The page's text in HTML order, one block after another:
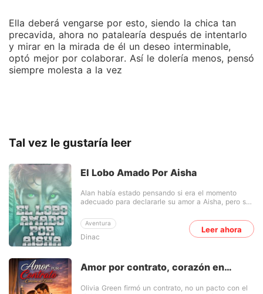
Ella deberá vengarse por esto, siendo la chica tan
precavida, ahora no patalearía después de intentarlo
y mirar en la mirada de él un deseo interminable,
optó mejor por colaborar. Así le dolería menos, pensó
siempre molesta a la vez
Tal vez le gustaría leer
El Lobo Amado Por Aisha
Aventura
Dinac
Alan había estado pensando si era el momento
adecuado para declararle su amor a Aisha, pero su
declararse. Ya que tuvo una relación oculta con la
mujer del Alfa, y esto le había dado mala fama, y
causado problemas. Una noche él había sentido
rechazado por Aisha, pero este no dio por vencido
y continuó sus conquistas hasta al fin lograrlo.
poder conquistarla. Alan pensó que el que el Alfa
Leer ahora
Amor por contrato, corazón en
Olivia Green firmó un contrato, no un pacto con el